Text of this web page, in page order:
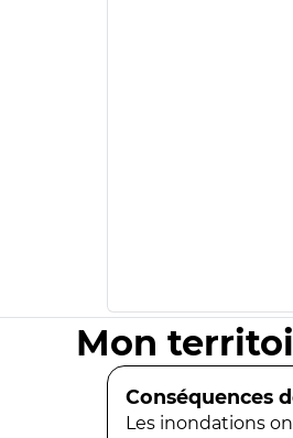
Mon
Conséquences
Les inondations